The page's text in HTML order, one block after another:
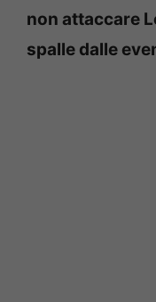
non attaccare
spalle dalle